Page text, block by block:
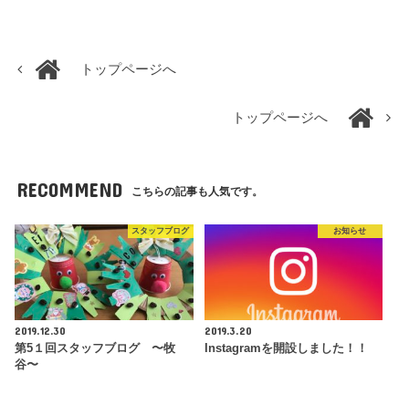
トップページへ
トップページへ
RECOMMEND こちらの記事も人気です。
スタッフブログ
2019.12.30
第5１回スタッフブログ 〜牧
谷〜
お知らせ
2019.3.20
Instagramを開設しました！！